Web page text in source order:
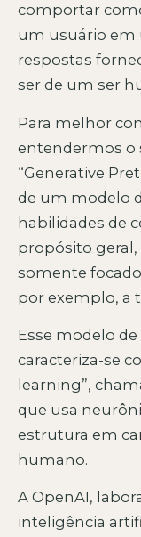
comportar
um usuário em
respostas
ser de um ser
Para melhor
entendermos o
“Generative
de um modelo
habilidades de
propósito
somente
por exemplo, a
Esse modelo
caracteriza-se
learning”,
que usa
estrutura em
humano.
A OpenAI,
inteligência